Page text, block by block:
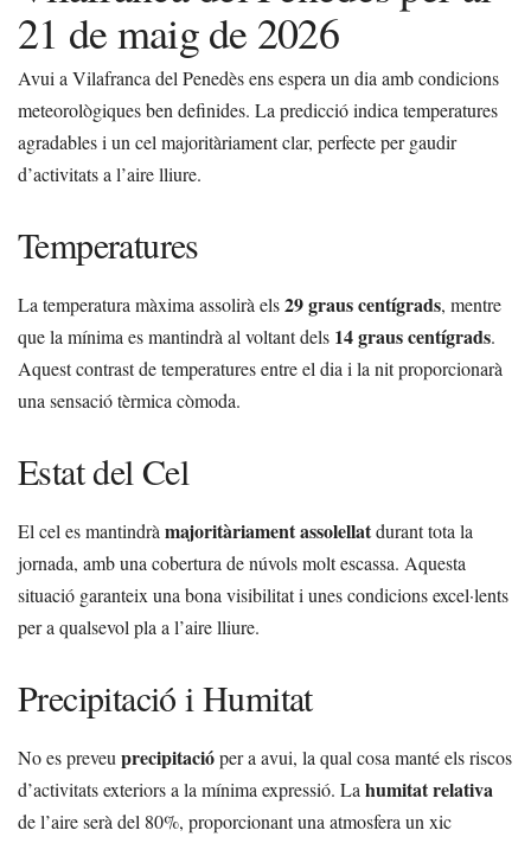
21 de maig de 2026
Avui a Vilafranca del Penedès ens espera un dia amb condicions
meteorològiques ben definides. La predicció indica temperatures
agradables i un cel majoritàriament clar, perfecte per gaudir
d’activitats a l’aire lliure.
Temperatures
La temperatura màxima assolirà els29 graus centígrads, mentre
que la mínima es mantindrà al voltant dels 14 graus centígrads.
Aquest contrast de temperatures entre el dia i la nit proporcionarà
una sensació tèrmica còmoda.
Estat del Cel
El cel es mantindràmajoritàriament assolellatdurant tota la
jornada, amb una cobertura de núvols molt escassa. Aquesta
situació garanteix una bona visibilitat i unes condicions excel·lents
per a qualsevol pla a l’aire lliure.
Precipitació i Humitat
No es preveuprecipitacióper a avui, la qual cosa manté els riscos
d’activitats exteriors a la mínima expressió. Lahumitat relativa
de l’aire serà del 80%, proporcionant una atmosfera un xic